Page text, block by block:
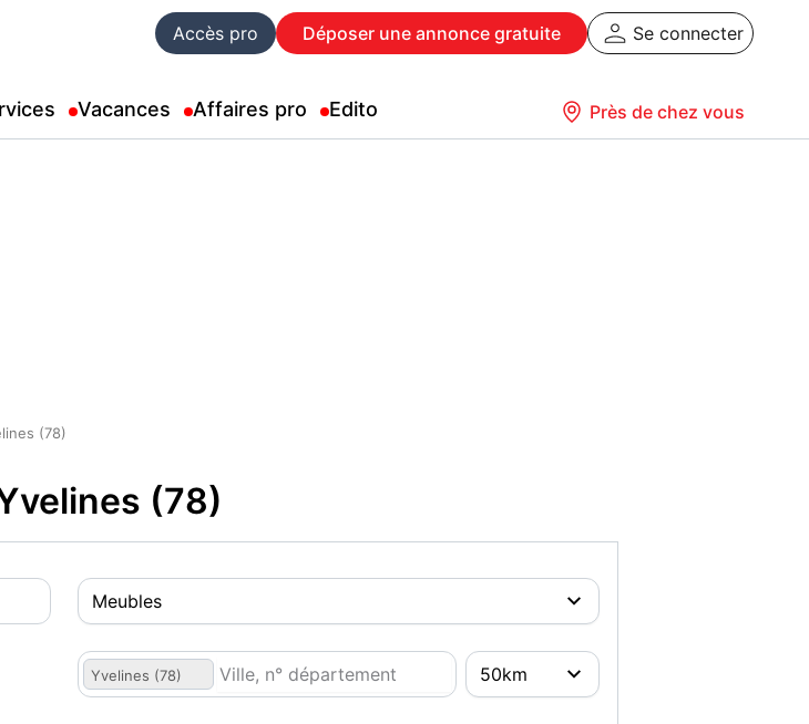
Accès pro Déposer une annonce gratuite Se connecter
Vacances Affaires pro Edito Près de chez vous
(78)
(78)
Yvelines (78)